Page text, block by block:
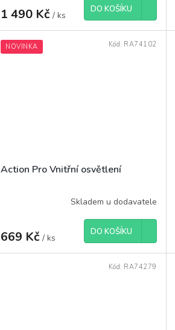
1 490 Kč/ ks
DO KOŠÍKU
NOVINKA
Action Pro Vnitřní osvětlení
Skladem u dodavatele
669 Kč/ ks
DO KOŠÍKU
Kód: RA74102
Kód: RA74279